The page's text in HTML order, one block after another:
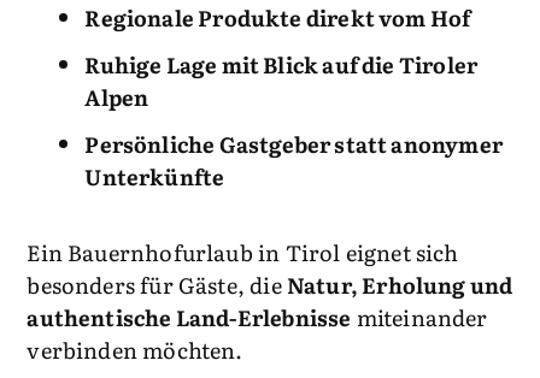
Mehr anzeigen
Regionale Produkte direkt vom Hof
Ruhige Lage mit Blick auf die Tiroler
Alpen
Persönliche Gastgeber statt anonymer
Unterkünfte
Ein Bauernhofurlaub in Tirol eignet sich
besonders für Gäste, dieNatur, Erholung und
authentische Land-Erlebnisse miteinander
verbinden möchten.